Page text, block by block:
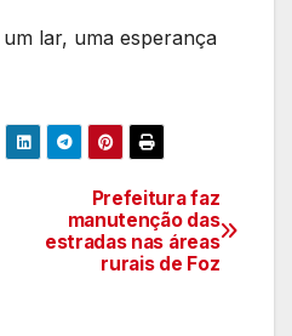
lar, uma esperança
Prefeitura faz
manutenção das
estradas nas áreas
rurais de Foz